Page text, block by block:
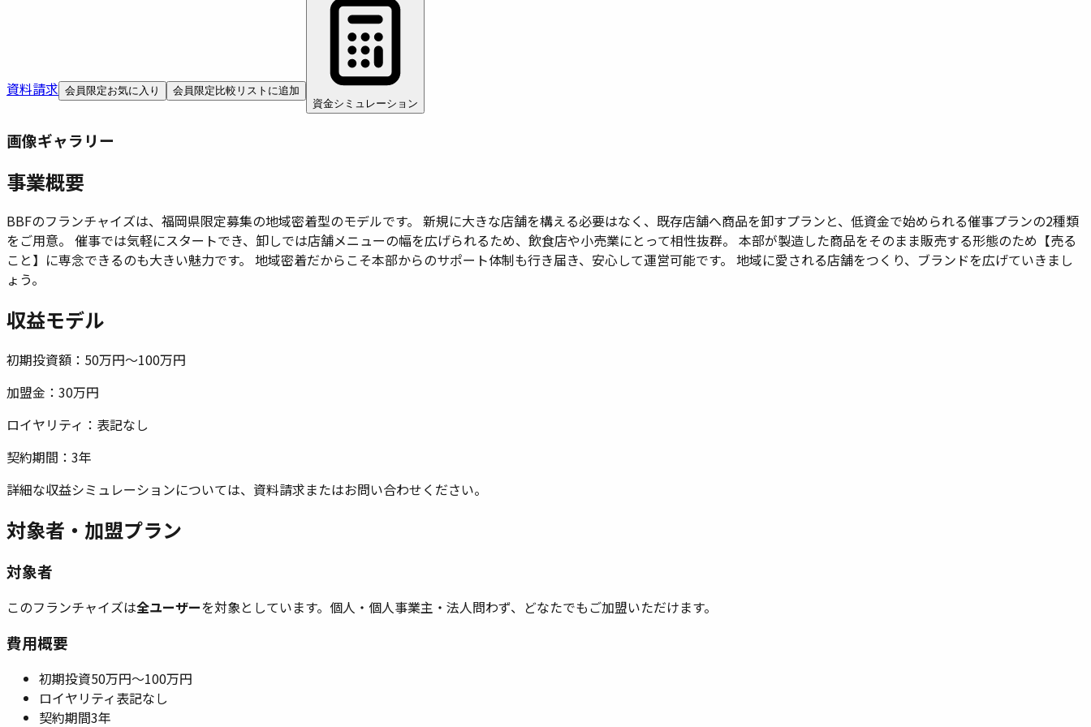
資料請求 会員限定お気に入り 会員限定 比較リストに追加
資金シミュレーション
画像ギャラリー
事業概要
BBFのフランチャイズは、福岡県限定募集の地域密着型のモデルです。 新規に大きな店舗を構える必要はなく、既存店舗へ商品を卸すプランと、低資金で始められる催事プランの2種類
をご用意。 催事では気軽にスタートでき、卸しでは店舗メニューの幅を広げられるため、飲食店や小売業にとって相性抜群。 本部が製造した商品をそのまま販売する形態のため【売る
こと】に専念できるのも大きい魅力です。 地域密着だからこそ本部からのサポート体制も行き届き、安心して運営可能です。 地域に愛される店舗をつくり、ブランドを広げていきまし
ょう。
収益モデル
初期投資額： 50万円〜100万円
加盟金： 30万円
ロイヤリティ： 表記なし
契約期間： 3年
詳細な収益シミュレーションについては、資料請求またはお問い合わせください。
対象者・加盟プラン
対象者
このフランチャイズは全ユーザーを対象としています。 個人・個人事業主・法人問わず、どなたでもご加盟いただけます。
費用概要
初期投資50万円〜100万円
ロイヤリティ表記なし
契約期間3年